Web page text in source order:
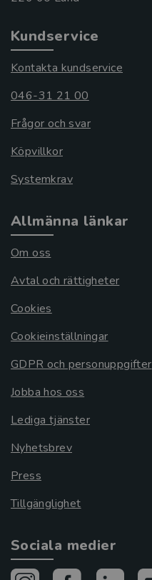
Kundservice
Kontakta kundservice
046-31 21 00
Frågor och svar
Köpvillkor
Systemkrav
Allmänna länkar
Om oss
Avtal och rättigheter
Cookies
Cookieinställningar
GDPR och personuppgifter
Jobba hos oss
Lediga tjänster
Nyhetsbrev
Press
Tillgänglighet
Sociala medier